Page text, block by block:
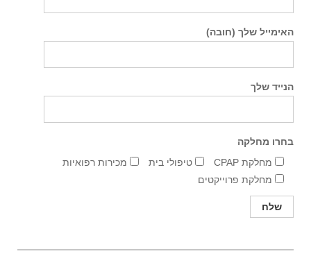
האימייל שלך (חובה)
הנייד שלך
בחרו מחלקה
מחלקת CPAP
טיפולי בית
מכירות רפואיות
מחלקת פרוייקטים